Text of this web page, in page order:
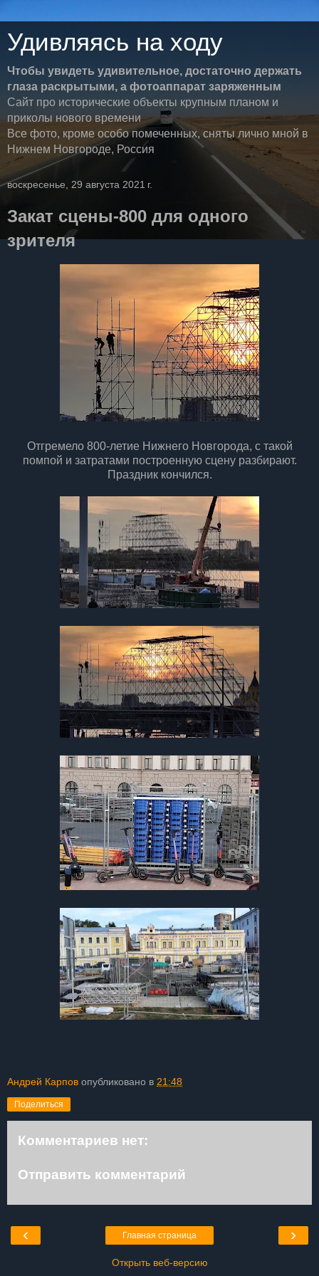
Удивляясь на ходу
Чтобы увидеть удивительное, достаточно держать
глаза раскрытыми, а фотоаппарат заряженным
Сайт про исторические объекты крупным планом и
приколы нового времени
Все фото, кроме особо помеченных, сняты лично мной в
Нижнем Новгороде, Россия
воскресенье, 29 августа 2021 г.
Закат сцены-800 для одного
зрителя
Отгремело 800-летие Нижнего Новгорода, с такой
помпой и затратами построенную сцену разбирают.
Праздник кончился.
Андрей Карпов опубликовано в 21:48
Поделиться
Комментариев нет:
Отправить комментарий
‹ ›
Главная страница
Открыть веб-версию